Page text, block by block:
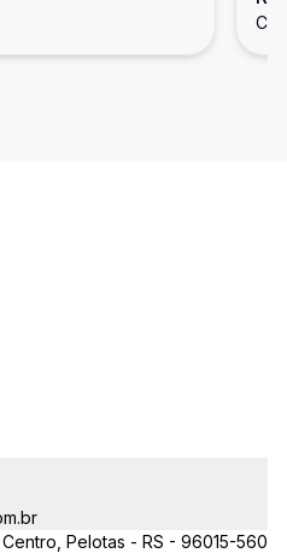
Pelotas - RS - 96015-560